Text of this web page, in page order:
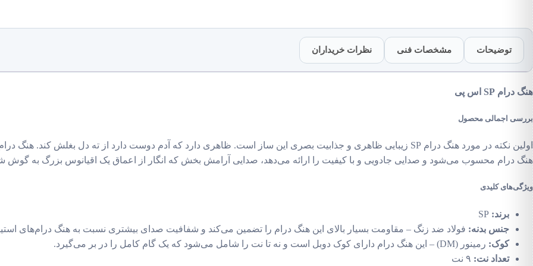
توضیحات مشخصات فنی نظرات خریداران
هنگ درام SP اس پی
بررسی اجمالی محصول
هنگ درام محسوب می‌شود و صدایی جادویی و با کیفیت را ارائه می‌دهد، صدایی آرامش بخش که انگار از اعماق یک اقیانوس بزرگ به گوش
ویژگی‌های کلیدی
برند:
جنس بدنه: فولاد ضد زنگ – مقاومت بسیار بالای این هنگ درام را تضمین می‌کند و شفافیت صدای بیشتری نسبت به هنگ درام‌های
کوک: رمینور (DM) – این هنگ درام دارای کوک دوبل است و نه تا نت را شامل می‌شود که یک گام کامل را در بر می‌گیرد.
تعداد نت: